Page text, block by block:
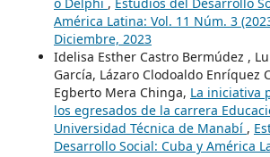
América Latina: Vol. 11 Núm. 3
Diciembre, 2023
Idelisa Esther Castro Bermúdez ,
García, Lázaro Clodoaldo Enríquez
Egberto Mera Chinga, La iniciativa
los egresados de la carrera
Universidad Técnica de Manabí ,
Desarrollo Social: Cuba y América